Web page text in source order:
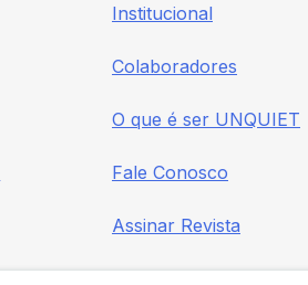
Institucional
Colaboradores
O que é ser UNQUIET
Fale Conosco
Assinar Revista